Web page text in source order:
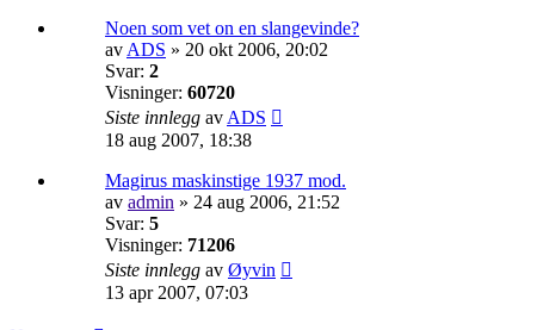
Noen som vet on en slangevinde?
avADS » 20 okt 2006, 20:02
Svar: 2
Visninger: 60720
Siste innlegg avADS
18 aug 2007, 18:38
Magirus maskinstige 1937 mod.
av admin » 24 aug 2006, 21:52
Svar: 5
Visninger: 71206
Siste innlegg av Øyvin
13 apr 2007, 07:03